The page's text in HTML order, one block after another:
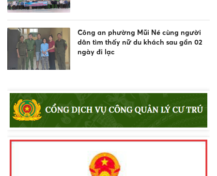
Công an phường Mũi Né cùng người
dân tìm thấy nữ du khách sau gần 02
ngày đi lạc
thông, phòng chống đuối nước và
trợ
phường Nam Gia Nghĩa trong đấu
tranh phòng, chống tội phạm